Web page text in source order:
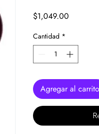
$1,049.00
Cantidad *
Agregar al carrito